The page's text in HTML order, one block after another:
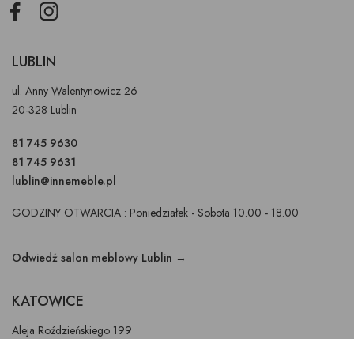
FacebookInstagram
LUBLIN
ul. Anny Walentynowicz 26
20-328 Lublin
81 745 9630
81 745 9631
lublin@innemeble.pl
GODZINY OTWARCIA : Poniedziałek - Sobota 10.00 - 18.00
Odwiedź salon meblowy Lublin →
KATOWICE
Aleja Roździeńskiego 199